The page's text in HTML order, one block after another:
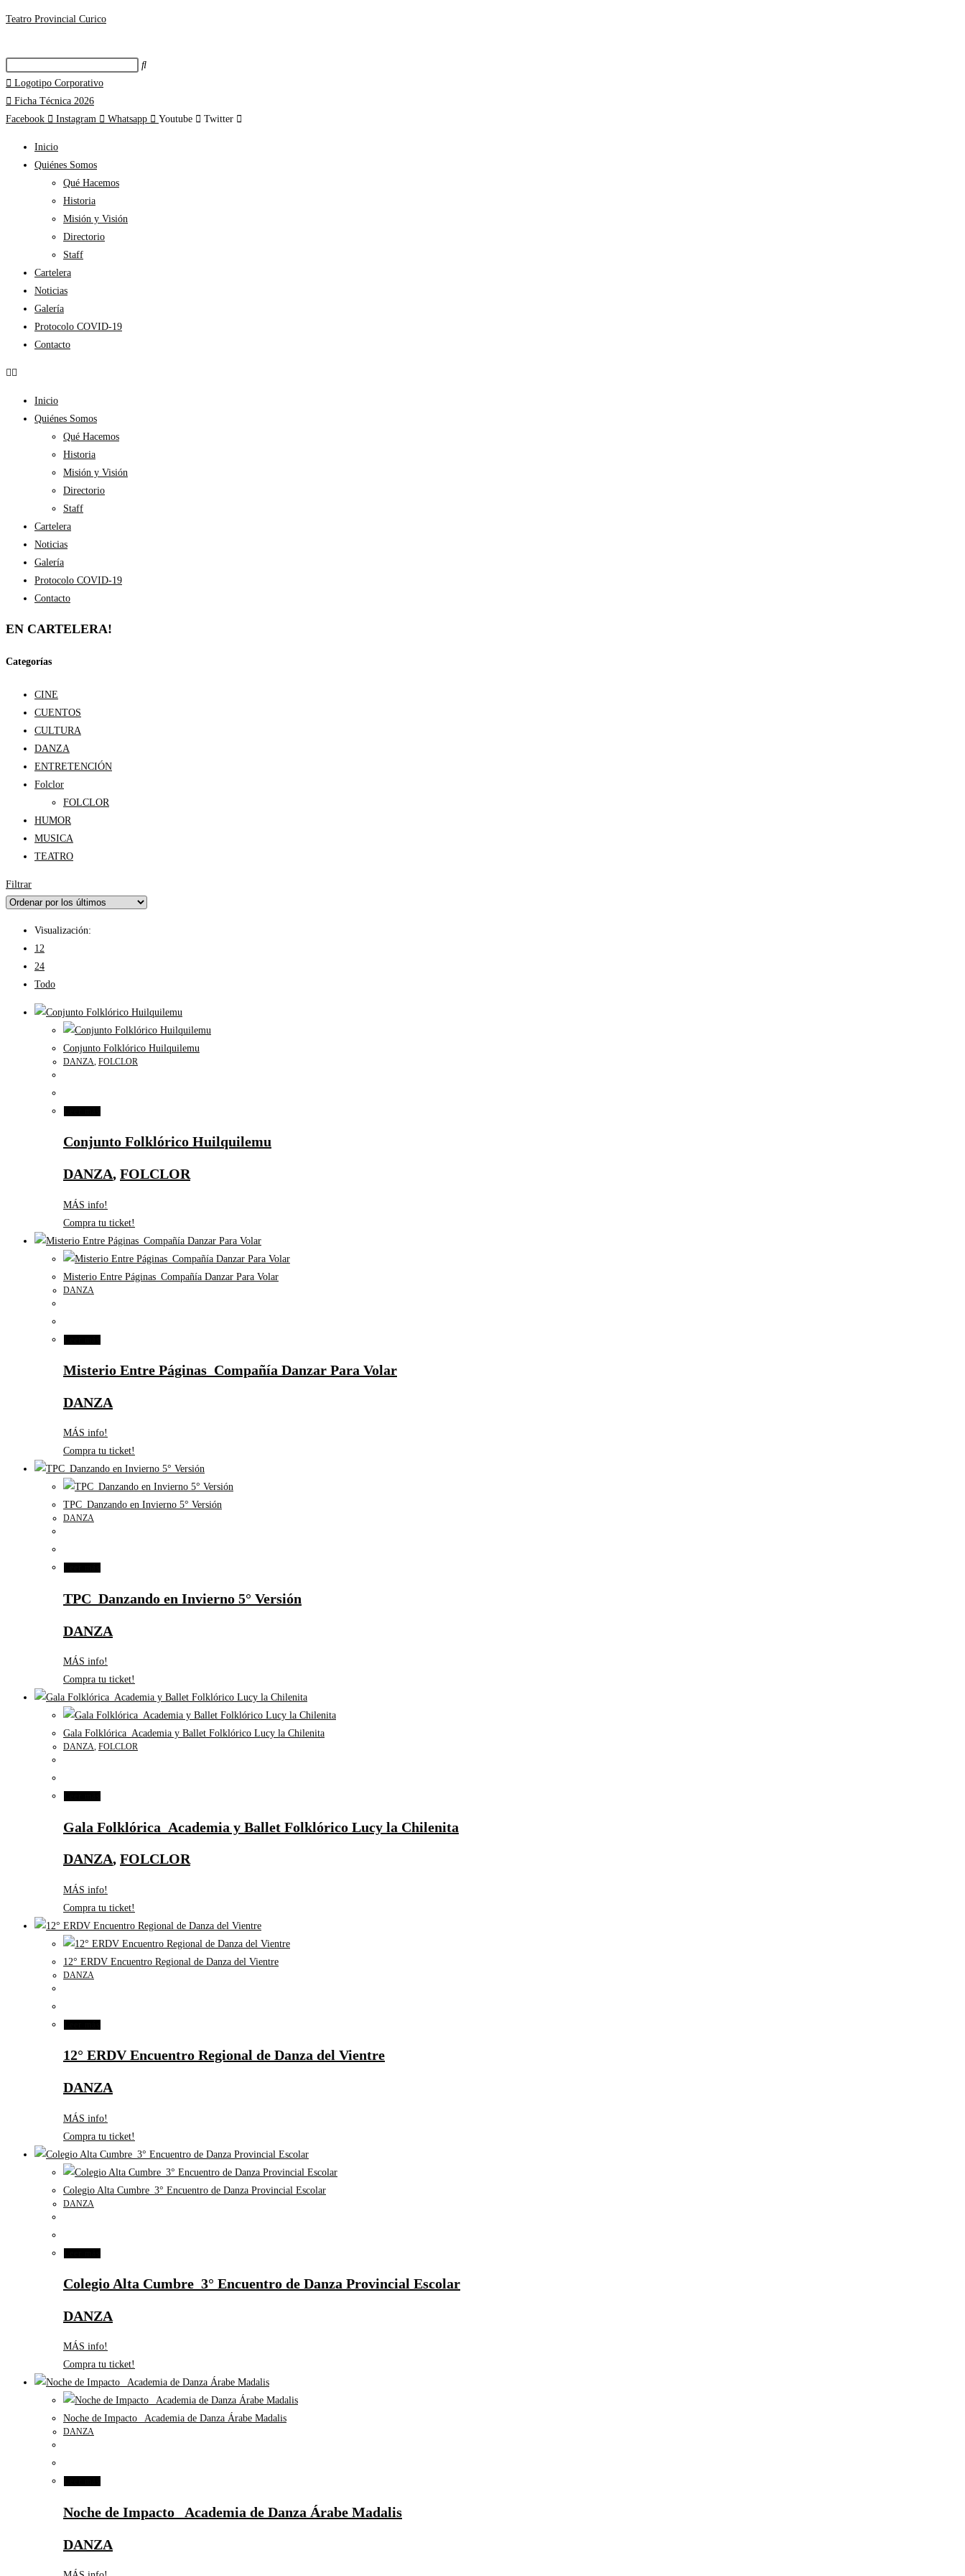
Teatro Provincial Curico
Logotipo Corporativo
Ficha Técnica 2026
Facebook
Instagram Whatsapp Youtube Twitter
Inicio
Quiénes Somos
Qué Hacemos
Historia
Misión y Visión
Directorio
Staff
Cartelera
Noticias
Galería
Protocolo COVID-19
Contacto
Inicio
Quiénes Somos
Qué Hacemos
Historia
Misión y Visión
Directorio
Staff
Cartelera
Noticias
Galería
Protocolo COVID-19
Contacto
EN CARTELERA!
Categorías
CINE
CUENTOS
CULTURA
DANZA
ENTRETENCIÓN
Folclor
FOLCLOR
HUMOR
MUSICA
TEATRO
Filtrar
Visualización:
12
24
Todo
Conjunto Folklórico Huilquilemu
DANZA FOLCLOR
Conjunto Folklórico Huilquilemu
DANZA, FOLCLOR
MÁS info!
Compra tu ticket!
Misterio Entre Páginas_Compañía Danzar Para Volar
DANZA
Misterio Entre Páginas_Compañía Danzar Para Volar
DANZA
MÁS info!
Compra tu ticket!
TPC_Danzando en Invierno 5° Versión
DANZA
TPC_Danzando en Invierno 5° Versión
DANZA
MÁS info!
Compra tu ticket!
Gala Folklórica_Academia y Ballet Folklórico Lucy la Chilenita
DANZA, FOLCLOR
Gala Folklórica_Academia y Ballet Folklórico Lucy la Chilenita
DANZA, FOLCLOR
MÁS info!
Compra tu ticket!
12° ERDV Encuentro Regional de Danza del Vientre
DANZA
12° ERDV Encuentro Regional de Danza del Vientre
DANZA
MÁS info!
Compra tu ticket!
Colegio Alta Cumbre_3° Encuentro de Danza Provincial Escolar
DANZA
Colegio Alta Cumbre_3° Encuentro de Danza Provincial Escolar
DANZA
MÁS info!
Compra tu ticket!
Noche de Impacto_ Academia de Danza Árabe Madalis
DANZA
Noche de Impacto_ Academia de Danza Árabe Madalis
DANZA